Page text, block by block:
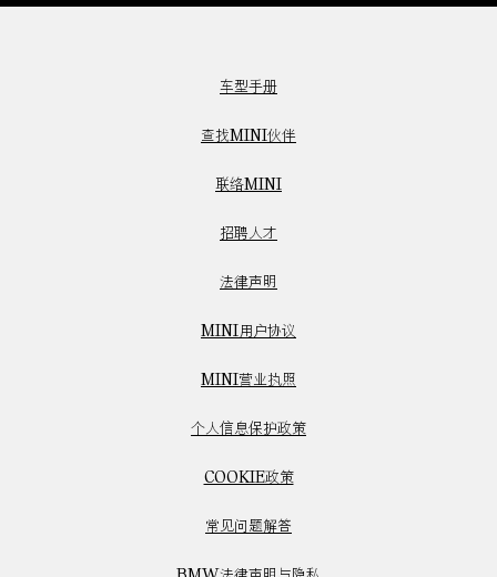
车型手册
查找MINI伙伴
联络MINI
招聘人才
法律声明
MINI用户协议
MINI营业执照
个人信息保护政策
COOKIE政策
常见问题解答